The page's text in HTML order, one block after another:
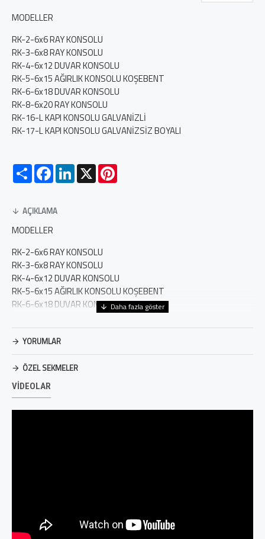
MODELLER
RK-2-6x6 RAY KONSOLU
RK-3-6x8 RAY KONSOLU
RK-4-6x12 DUVAR KONSOLU
RK-5-6x15 AĞIRLIK KONSOLU KOŞEBENT
RK-6-6x18 DUVAR KONSOLU
RK-8-6x20 RAY KONSOLU
RK-16-L KAPI KONSOLU GALVANİZLİ
RK-17-L KAPI KONSOLU GALVANİZSİZ BOYALI
PaylaşFacebookLinkedIn
X
AÇIKLAMA
MODELLER
RK-2-6x6 RAY KONSOLU
RK-3-6x8 RAY KONSOLU
RK-4-6x12 DUVAR KONSOLU
RK-5-6x15 AĞIRLIK KONSOLU KOŞEBENT
RK-6-6x18 DUVAR KONSOLU
RK-8-6x20 RAY KONSOLU
RK-16-L KAPI KONSOLU GALVANİZLİ
RK-17-L KAPI KONSOLU GALVANİZSİZ BOYALI
YORUMLAR
ÖZEL SEKMELER
VIDEOLAR